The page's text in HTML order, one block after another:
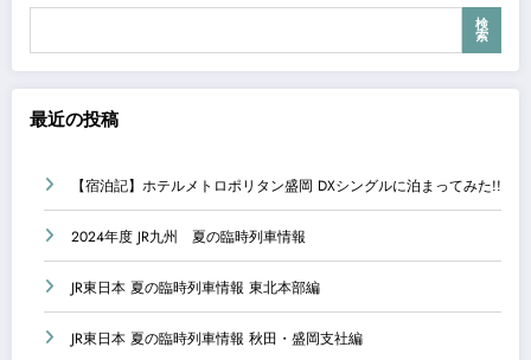
検
索
最近の投稿
【宿泊記】ホテルメトロポリタン盛岡 DXシングルに泊まってみた!!
2024年度 JR九州 夏の臨時列車情報
JR東日本 夏の臨時列車情報 東北本部編
JR東日本 夏の臨時列車情報 秋田・盛岡支社編